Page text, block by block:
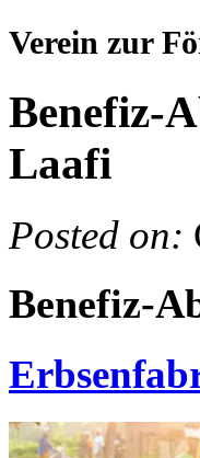
Verein zur
Benefiz-
Laafi
Posted on:
Benefiz-